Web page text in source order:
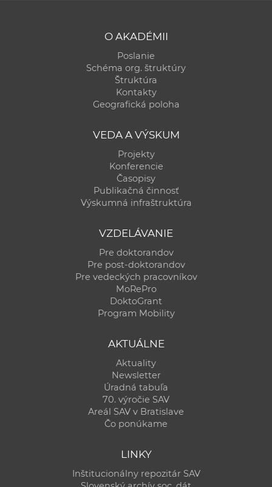
O AKADÉMII
Poslanie
Schéma org. štruktúry
Štruktúra
Kontakty
Geografická poloha
VEDA A VÝSKUM
Projekty
Konferencie
Časopisy
Publikačná činnosť
Výskumná infraštruktúra
VZDELÁVANIE
Pre doktorandov
Pre post-doktorandov
Pre vedeckých pracovníkov
MoRePro
DoktoGrant
Program Mobility
AKTUÁLNE
Aktuality
Newsletter
Úradná tabuľa
70. výročie SAV
Areál SAV v Bratislave
Čo ponúkame
LINKY
Inštitucionálny repozitár SAV